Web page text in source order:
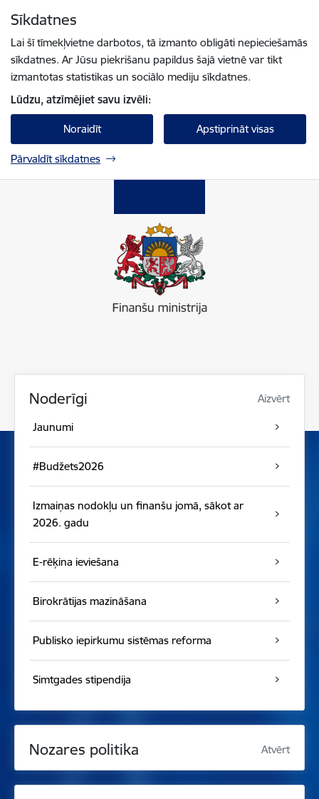
Sīkdatnes
Lai šī tīmekļvietne darbotos, tā izmanto obligāti nepieciešamās
sīkdatnes. Ar Jūsu piekrišanu papildus šajā vietnē var tikt
izmantotas statistikas un sociālo mediju sīkdatnes.
Lūdzu, atzīmējiet savu izvēli:
Noraidīt Apstiprināt visas
Pārvaldīt sīkdatnes
Noderīgi Aizvērt
Jaunumi
#Budžets2026
Izmaiņas nodokļu un finanšu jomā, sākot ar
2026. gadu
E-rēķina ieviešana
Birokrātijas mazināšana
Publisko iepirkumu sistēmas reforma
Simtgades stipendija
Nozares politika Atvērt